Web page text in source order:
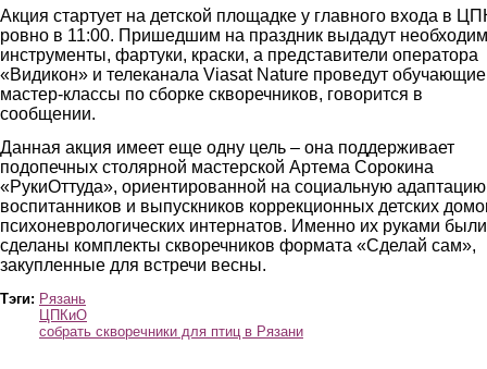
Акция стартует на детской площадке у главного входа в
ровно в 11:00. Пришедшим на праздник выдадут
инструменты, фартуки, краски, а представители оператора
«Видикон» и телеканала Viasat Nature проведут обучающие
мастер-классы по сборке скворечников, говорится в
сообщении.
Данная акция имеет еще одну цель – она поддерживает
подопечных столярной мастерской Артема Сорокина
«РукиОттуда», ориентированной на социальную адаптацию
воспитанников и выпускников коррекционных детских
психоневрологических интернатов. Именно их руками были
сделаны комплекты скворечников формата «Сделай сам»,
закупленные для встречи весны.
Тэги: Рязань
ЦПКиО
собрать скворечники для птиц в Рязани